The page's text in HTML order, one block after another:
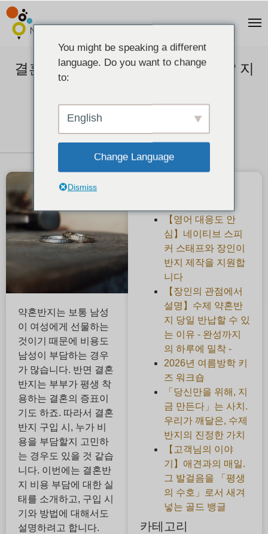
결혼반지 비용은 누가 부담하는가? 지
약혼반지는 보통 남성
이 여성에게 선물하는
것이기 때문에 비용도
남성이 부담하는 경우
가 많습니다. 반면 결혼
반지는 부부가 평생 착
용하는 결혼의 증표이
기도 하죠. 따라서 결혼
반지 구입 시, 누가 비
용을 부담할지 고민하
는 경우도 있을 것 같습
니다. 이번에는 결혼반
지 비용 부담에 대한 실
태를 소개하고, 구입 시
기와 방법에 대해서도
설명하려고 합니다.
【영어 대응도 안
심】네이티브 스피
커 스태프와 장인이
반지 제작을 지원합
니다
【장인의 관점에서
설명】수제 약혼반
지 당일 반납할 수 있
는 이유 - 완성까지
의 하루에 밀착 -
2026년 여름방학 키
즈 워크숍
「당신만을 위해, 지
금 만든다」는 사치.
우리가 깨달은, 수제
반지의 진정한 가치
【고객님의 이야
기】애견과의 매일.
그 발걸음을 「평생
의 수호」로서 새겨
넣는 골드 뱅글
카테고리
You might be speaking a different
language. Do you want to change
to:
English
Change Language
Dismiss